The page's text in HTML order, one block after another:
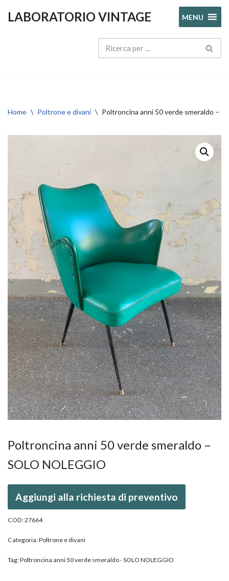
LABORATORIO VINTAGE MENU
Home \ Poltrone e divani \ Poltroncina anni 50 verde smeraldo –
Poltroncina anni 50 verde smeraldo –
SOLO NOLEGGIO
Aggiungi alla richiesta di preventivo
COD:27664
Categoria:Poltrone e divani
Tag:Poltroncina anni 50 verde smeraldo - SOLO NOLEGGIO